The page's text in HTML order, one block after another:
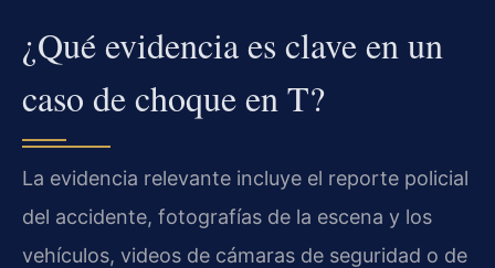
¿Qué evidencia es clave en un
caso de choque en T?
La evidencia relevante incluye el reporte policial
del accidente, fotografías de la escena y los
vehículos, videos de cámaras de seguridad o de